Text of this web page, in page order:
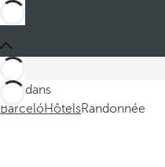
Ces dans
BarcelóHôtelsRandonnée